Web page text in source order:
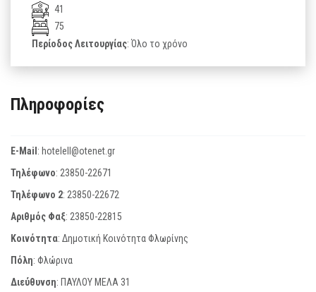
41
75
Περίοδος Λειτουργίας: Όλο το χρόνο
Πληροφορίες
E-Mail: hotelell@otenet.gr
Τηλέφωνο: 23850-22671
Τηλέφωνο 2: 23850-22672
Αριθμός Φαξ: 23850-22815
Κοινότητα: Δημοτική Κοινότητα Φλωρίνης
Πόλη: Φλώρινα
Διεύθυνση: ΠΑΥΛΟΥ ΜΕΛΑ 31